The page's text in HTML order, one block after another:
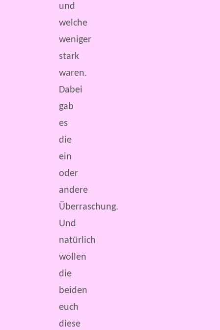
und
welche
weniger
stark
waren.
Dabei
gab
es
die
ein
oder
andere
Überraschung.
Und
natürlich
wollen
die
beiden
euch
diese